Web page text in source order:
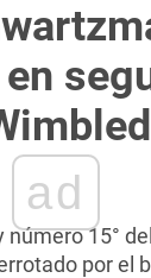
ad
número 15°
por el